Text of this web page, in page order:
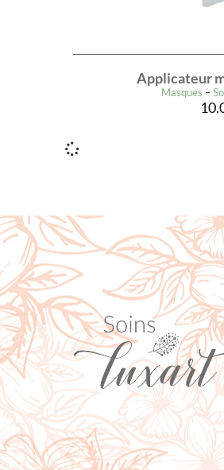
Applicateur
Masques –